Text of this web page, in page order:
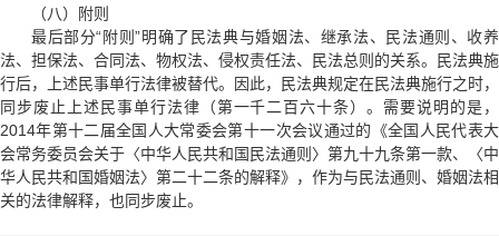
（八）附则
最后部分“附则”明确了民法典与婚姻法、继承法、民法通则、收养
法、担保法、合同法、物权法、侵权责任法、民法总则的关系。民法典施
行后，上述民事单行法律被替代。因此，民法典规定在民法典施行之时，
同步废止上述民事单行法律（第一千二百六十条）。需要说明的是，
2014年第十二届全国人大常委会第十一次会议通过的 《全国人民代表大
会常务委员会关于〈中华人民共和国民法通则〉第九十九条第一款、〈中
华人民共和国婚姻法〉第二十二条的解释》 ，作为与民法通则、婚姻法相
关的法律解释，也同步废止。